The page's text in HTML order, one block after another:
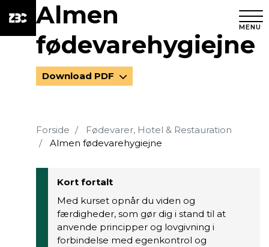
MENU
Almen
fødevarehygiejne
Download PDF
Forside
Fødevarer, Hotel & Restauration
Almen fødevarehygiejne
Kort fortalt
Med kurset opnår du viden og
færdigheder, som gør dig i stand til at
anvende principper og lovgivning i
forbindelse med egenkontrol og